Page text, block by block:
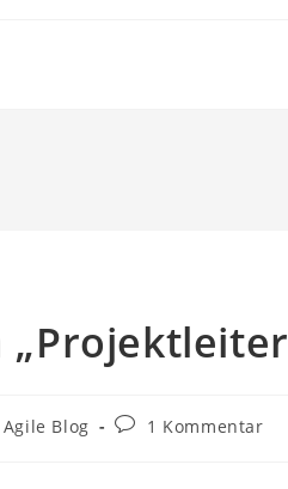
Agile Blog
Beitrags-
1 Kommentar